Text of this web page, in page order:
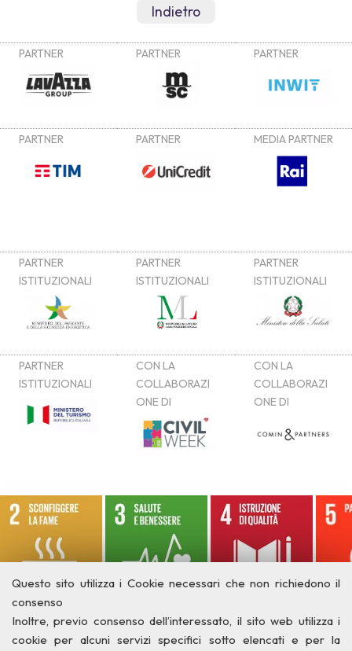
Questo sito utilizza i Cookie necessari che non richiedono il
consenso
Inoltre, previo consenso dell’interessato, il sito web utilizza i
cookie per alcuni servizi specifici sotto elencati e per la
Indietro